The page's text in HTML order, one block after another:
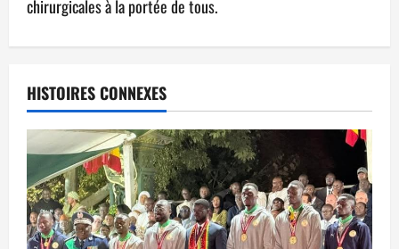
chirurgicales à la portée de tous.
HISTOIRES CONNEXES